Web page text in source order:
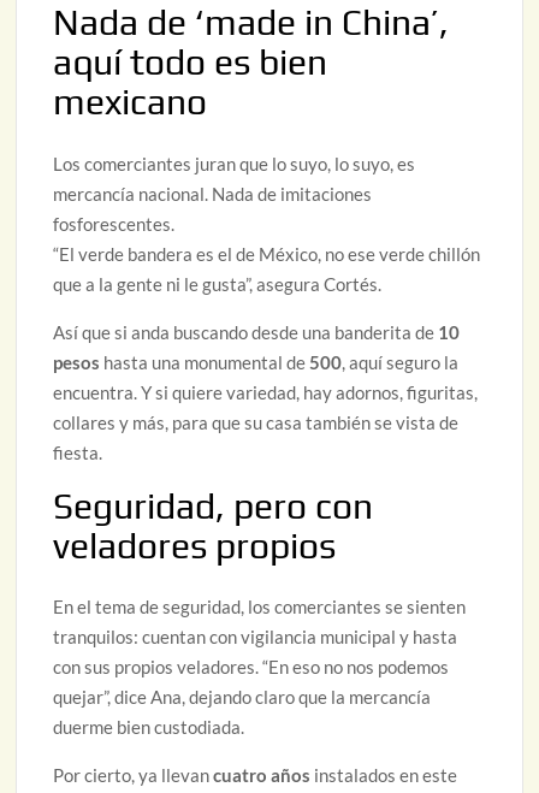
Nada de ‘made in China’,
aquí todo es bien
mexicano
Los comerciantes juran que lo suyo, lo suyo, es
mercancía nacional. Nada de imitaciones
fosforescentes.
“El verde bandera es el de México, no ese verde chillón
que a la gente ni le gusta”, asegura Cortés.
Así que si anda buscando desde una banderita de 10
pesos hasta una monumental de 500 , aquí seguro la
encuentra. Y si quiere variedad, hay adornos, figuritas,
collares y más, para que su casa también se vista de
fiesta.
Seguridad, pero con
veladores propios
En el tema de seguridad, los comerciantes se sienten
tranquilos: cuentan con vigilancia municipal y hasta
con sus propios veladores. “En eso no nos podemos
quejar”, dice Ana, dejando claro que la mercancía
duerme bien custodiada.
Por cierto, ya llevancuatro años instalados en este